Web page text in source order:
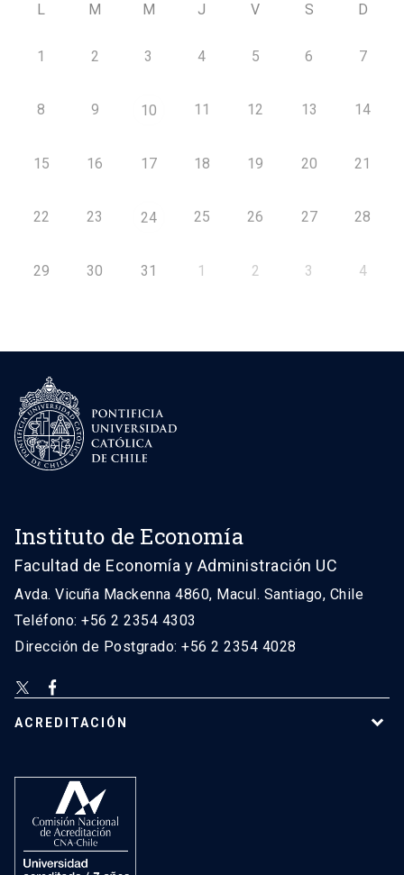
L M M J V S D
1 2 3 4 5 6 7
8 9 10 11 12 13 14
15 16 17 18 19 20 21
22 23 24 25 26 27 28
29 30 31 1 2 3 4
Instituto de Economía
Facultad de Economía y Administración UC
Avda. Vicuña Mackenna 4860, Macul. Santiago, Chile
Teléfono: +56 2 2354 4303
Dirección de Postgrado: +56 2 2354 4028
ACREDITACIÓN